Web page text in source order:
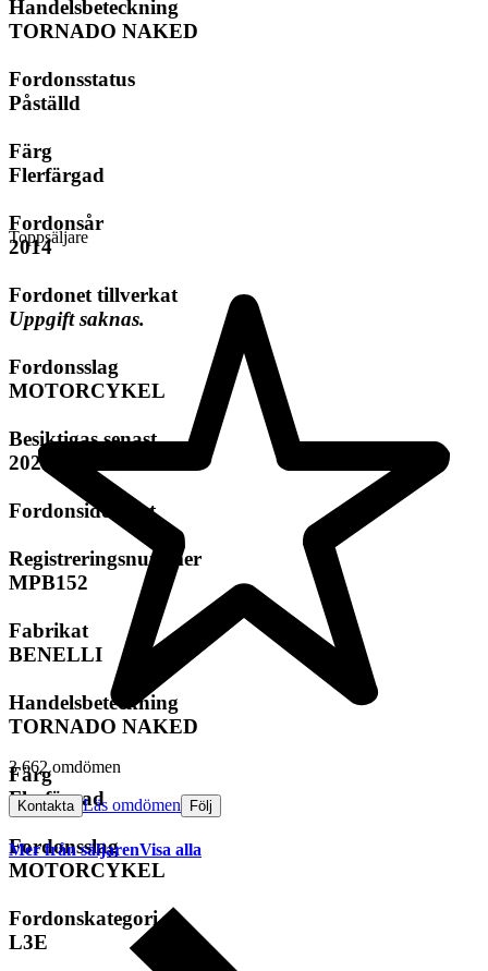
Handelsbeteckning
TORNADO NAKED
Fordonsstatus
Påställd
Färg
Flerfärgad
Fordonsår
2014
Fordonet tillverkat
Uppgift saknas.
Fordonsslag
MOTORCYKEL
Besiktigas senast
2023-07-01.
Fordonsidentitet
Registreringsnummer
MPB152
Fabrikat
BENELLI
Handelsbeteckning
TORNADO NAKED
Färg
Flerfärgad
Fordonsslag
MOTORCYKEL
Fordonskategori
L3E
Toppsäljare
3 662 omdömen
Kontakta Läs omdömen Följ
Mer från säljarenVisa alla